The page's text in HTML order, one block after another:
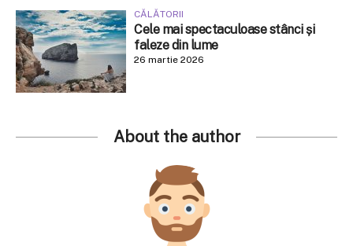
CĂLĂTORII
Cele mai spectaculoase stânci și
faleze din lume
26 martie 2026
About the author